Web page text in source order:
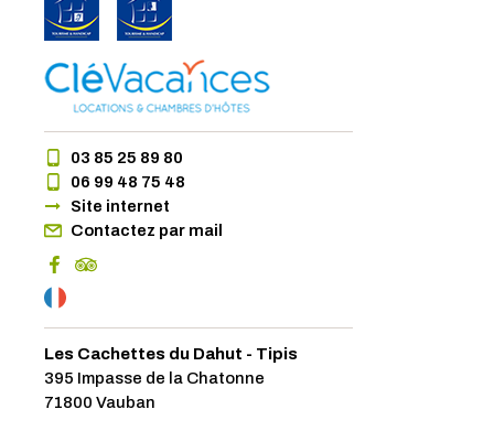
03 85 25 89 80
06 99 48 75 48
Site internet
Contactez par mail
Les Cachettes du Dahut - Tipis
395 Impasse de la Chatonne
71800 Vauban